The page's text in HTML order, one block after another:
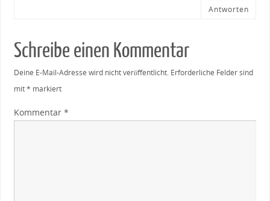
Antworten
Schreibe einen Kommentar
Deine E-Mail-Adresse wird nicht veröffentlicht. Erforderliche Felder sind
mit* markiert
Kommentar *